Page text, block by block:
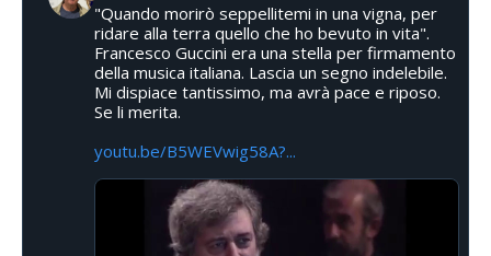
"Quando morirò seppellitemi in una vigna, per
ridare alla terra quello che ho bevuto in vita".
Francesco Guccini era una stella per firmamento
della musica italiana. Lascia un segno indelebile.
Mi dispiace tantissimo, ma avrà pace e riposo.
Se li merita.
youtu.be/B5WEVwig58A?...